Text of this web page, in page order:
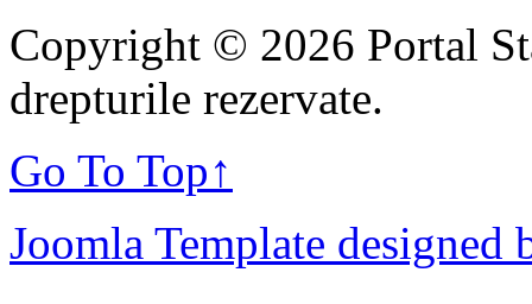
Copyright © 2026 Portal
drepturile rezervate.
Go To Top↑
Joomla Template designed